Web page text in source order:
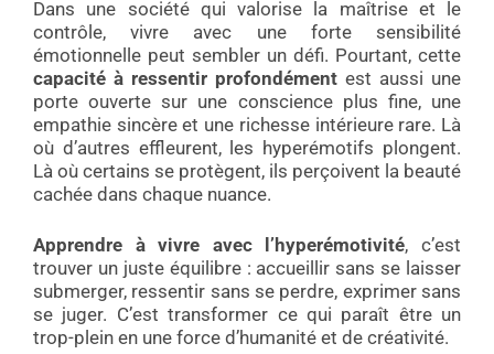
Dans une société qui valorise la maîtrise et le
contrôle, vivre avec une forte sensibilité
émotionnelle peut sembler un défi. Pourtant, cette
capacité à ressentir profondément est aussi une
porte ouverte sur une conscience plus fine, une
empathie sincère et une richesse intérieure rare. Là
où d’autres effleurent, les hyperémotifs plongent.
Là où certains se protègent, ils perçoivent la beauté
cachée dans chaque nuance.
Apprendre à vivre avec l’hyperémotivité, c’est
trouver un juste équilibre : accueillir sans se laisser
submerger, ressentir sans se perdre, exprimer sans
se juger. C’est transformer ce qui paraît être un
trop-plein en une force d’humanité et de créativité.